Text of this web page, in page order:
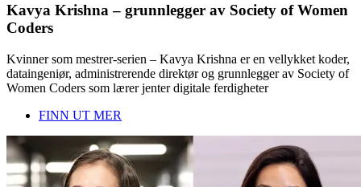
Kavya Krishna – grunnlegger av Society of Women
Coders
Kvinner som mestrer-serien – Kavya Krishna er en vellykket koder,
dataingeniør, administrerende direktør og grunnlegger av Society of
Women Coders som lærer jenter digitale ferdigheter
FINN UT MER